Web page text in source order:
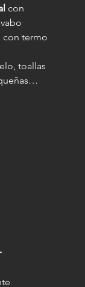
con
con termo
toallas